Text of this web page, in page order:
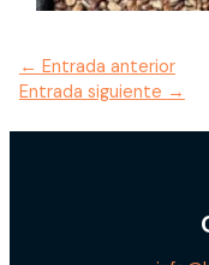
← Entrada anterior
Entrada siguiente →